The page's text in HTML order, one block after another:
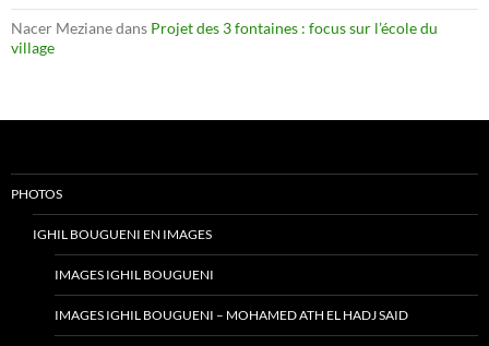
Nacer Mezianedans Projet des 3 fontaines : focus sur l’école du
village
PHOTOS
IGHIL BOUGUENI EN IMAGES
IMAGES IGHIL BOUGUENI
IMAGES IGHIL BOUGUENI – MOHAMED ATH EL HADJ SAID